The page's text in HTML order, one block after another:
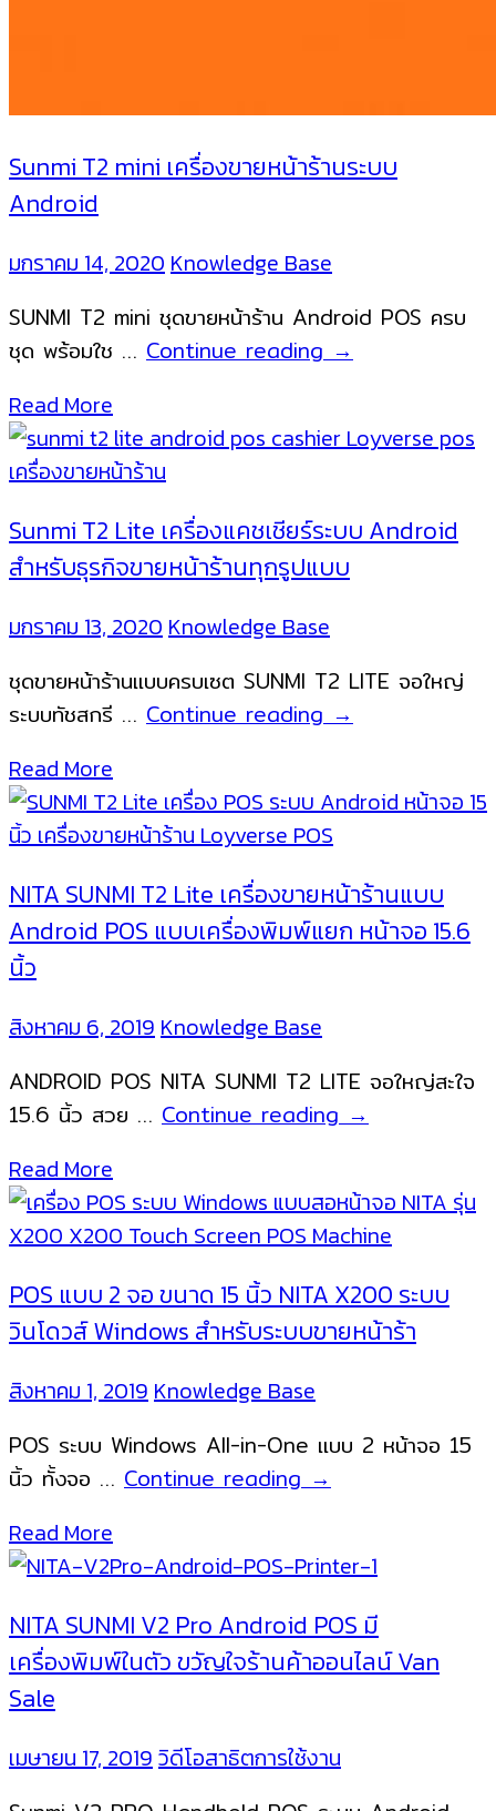
Sunmi T2 mini เครื่องขายหน้าร้านระบบ
Android
มกราคม 14, 2020Knowledge Base
SUNMI T2 mini ชุดขายหน้าร้าน Android POS ครบ
ชุด พร้อมใช … Continue readingSunmi
เครื่อง
ร้าน
ระบบ
→
Read More
Sunmi T2 Lite เครื่องแคชเชียร์ระบบ Android
สำหรับธุรกิจขายหน้าร้านทุกรูปแบบ
มกราคม 13, 2020Knowledge Base
ชุดขายหน้าร้านแบบครบเซต SUNMI T2 LITE จอใหญ่
ระบบทัชสกรี … Continue readingSunmi
เครื่อง
แคชเชียร์
ระบบ
Android
สำหรับ
ร้าน
ทุก
→
Read More
NITA SUNMI T2 Lite เครื่องขายหน้าร้านแบบ
Android POS แบบเครื่องพิมพ์แยก หน้าจอ 15.6
นิ้ว
สิงหาคม 6, 2019Knowledge Base
ANDROID POS NITA SUNMI T2 LITE จอใหญ่สะใจ
15.6 นิ้ว สวย … Continue readingNITA
Lite
เครื่อง
ขาย
หน้า
ร้าน
POS
หน้า
จอ
15.6
นิ้ว
→
Read More
POS แบบ 2 จอ ขนาด 15 นิ้ว NITA X200 ระบบ
วินโดวส์ Windows สำหรับระบบขายหน้าร้า
สิงหาคม 1, 2019Knowledge Base
POS ระบบ Windows All-in-One แบบ 2 หน้าจอ 15
นิ้ว ทั้งจอ … Continue readingPOS
จอ
ขนาด
15
นิ้ว
ระบบ
→
Read More
NITA SUNMI V2 Pro Android POS มี
เครื่องพิมพ์ในตัว ขวัญใจร้านค้าออนไลน์ Van
Sale
เมษายน 17, 2019วิดีโอสาธิตการใช้งาน